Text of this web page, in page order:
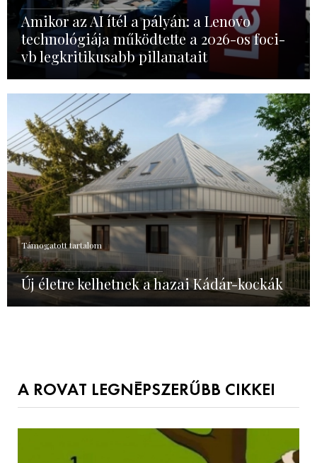
Amikor az AI ítél a pályán: a Lenovo
technológiája működtette a 2026-os foci-
vb legkritikusabb pillanatait
Támogatott tartalom
Új életre kelhetnek a hazai Kádár-kockák
A ROVAT LEGNÉPSZERŰBB CIKKEI